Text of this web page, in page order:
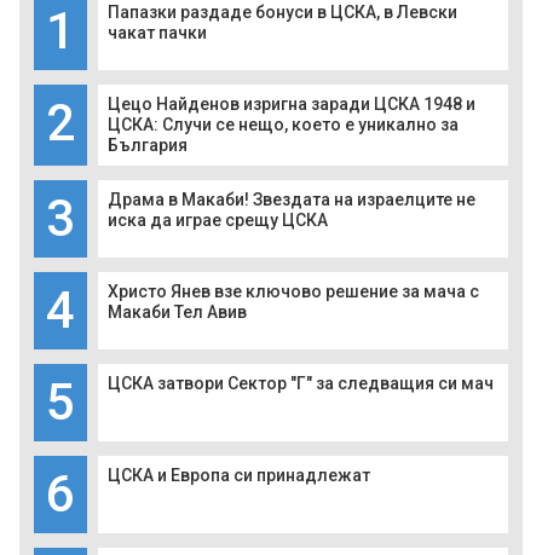
1
Папазки раздаде бонуси в ЦСКА, в Левски
чакат пачки
2
Цецо Найденов изригна заради ЦСКА 1948 и
ЦСКА: Случи се нещо, което е уникално за
България
3
Драма в Макаби! Звездата на израелците не
иска да играе срещу ЦСКА
4
Христо Янев взе ключово решение за мача с
Макаби Тел Авив
5 ЦСКА затвори Сектор "Г" за следващия си мач
6 ЦСКА и Европа си принадлежат